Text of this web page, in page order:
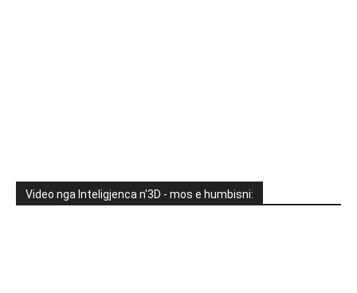
Video nga Inteligjenca n'3D - mos e humbisni: